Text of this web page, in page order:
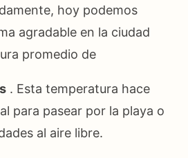
hoy podemos
agradable en la ciudad
promedio de
. Esta temperatura hace
para pasear por la playa o
al aire libre.